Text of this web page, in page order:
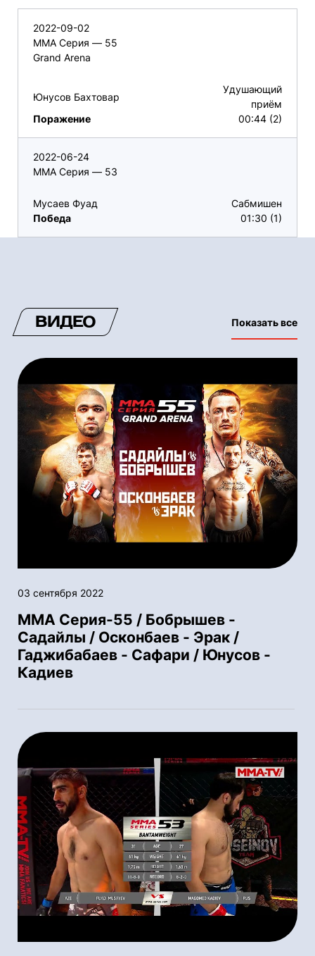
2022-09-02
ММА Серия — 55
Grand Arena
Юнусов Бахтовар
Поражение
Удушающий
приём
00:44 (2)
2022-06-24
ММА Серия — 53
Мусаев Фуад
Победа
Сабмишен
01:30 (1)
ВИДЕО Показать все
03 сентября 2022
ММА Серия-55 / Бобрышев -
Садайлы / Осконбаев - Эрак /
Гаджибабаев - Сафари / Юнусов -
Кадиев